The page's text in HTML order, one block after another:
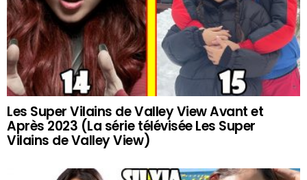
Les Super Vilains de Valley View Avant et
Après 2023 (La série télévisée Les Super
Vilains de Valley View)